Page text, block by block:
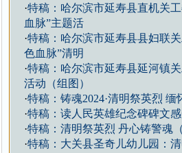
·特稿：哈尔滨市延寿县直机关
血脉”主题活
·特稿：哈尔滨市延寿县县妇联
色血脉”清明
·特稿：哈尔滨市延寿县延河镇
活动（组图）
·特稿：铸魂2024·清明祭英烈
·特稿：读人民英雄纪念碑碑文
·特稿：清明祭英烈 丹心铸警魂（
·特稿：大关县圣奇儿幼儿园：